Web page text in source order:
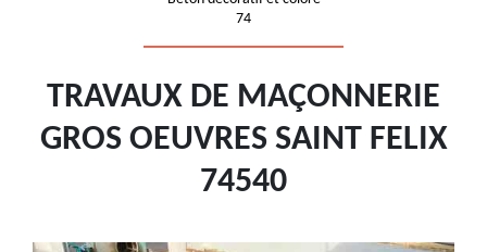
74
TRAVAUX DE MAÇONNERIE
GROS OEUVRES SAINT FELIX
74540